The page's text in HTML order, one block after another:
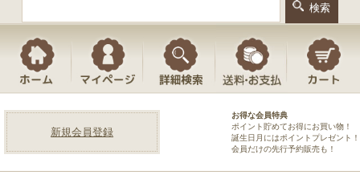
新規会員登録
お得な会員特典
ポイント貯めてお得にお買い物！
誕生日月にはポイントプレゼント！
会員だけの先行予約販売も！